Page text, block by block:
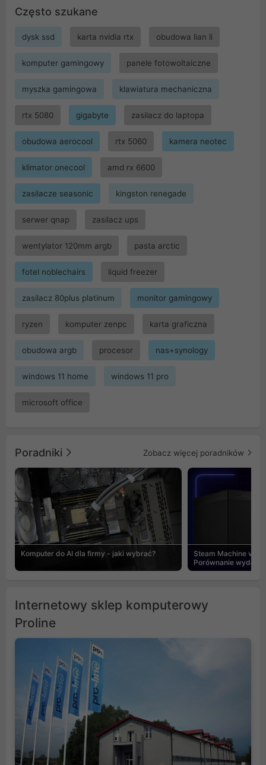
Często szukane
dysk ssd karta nvidia rtx obudowa lian li
komputer gamingowy panele fotowoltaiczne
myszka gamingowa klawiatura mechaniczna
rtx 5080 gigabyte zasilacz do laptopa
obudowa aerocool rtx 5060 kamera neotec
klimator onecool amd rx 6600
zasilacze seasonic kingston renegade
serwer qnap zasilacz ups
wentylator 120mm argb pasta arctic
fotel noblechairs liquid freezer
zasilacz 80plus platinum monitor gamingowy
ryzen komputer zenpc karta graficzna
obudowa argb procesor nas+synology
windows 11 home windows 11 pro
microsoft office
Poradniki Zobacz więcej poradników
Komputer do AI dla firmy - jaki wybrać?
Steam Machine vs
Porównanie
Internetowy sklep komputerowy
Proline